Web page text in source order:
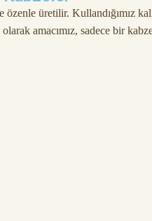
üretilir. Kullandığımız
amacımız, sadece bir